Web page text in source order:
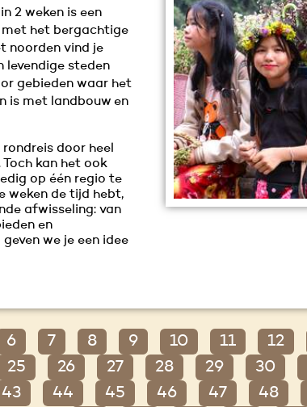
2 weken is een
met het bergachtige
noorden vind je
levendige steden
gebieden waar het
is met landbouw en
door heel
kan het ook
op één regio te
weken de tijd hebt,
afwisseling: van
en
we je een idee
6 7 8 9 10 11 12
25 26 27 28 29 30
43 44 45 46 47 48